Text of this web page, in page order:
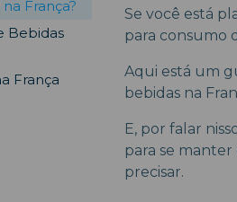
França?
Bebidas
França
Se você está
para consumo
Aqui está um
bebidas na
E, por falar
para se
precisar.